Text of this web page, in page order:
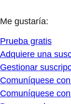
Me gustaría:
Prueba gratis
Adquiere una
Gestionar
Comuníquese
Comuníquese